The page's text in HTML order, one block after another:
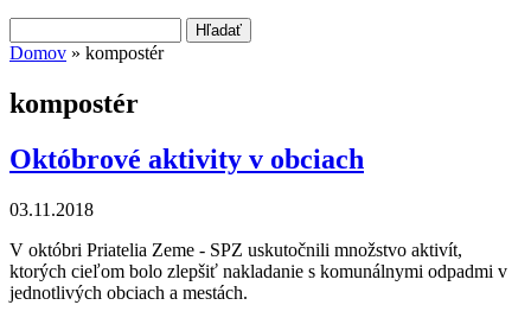
Vyhľadávanie
Domov » kompostér
kompostér
Októbrové aktivity v obciach
03.11.2018
V októbri Priatelia Zeme - SPZ uskutočnili množstvo aktivít,
ktorých cieľom bolo zlepšiť nakladanie s komunálnymi odpadmi v
jednotlivých obciach a mestách.